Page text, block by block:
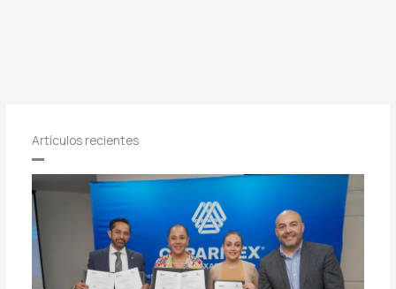
Artículos recientes